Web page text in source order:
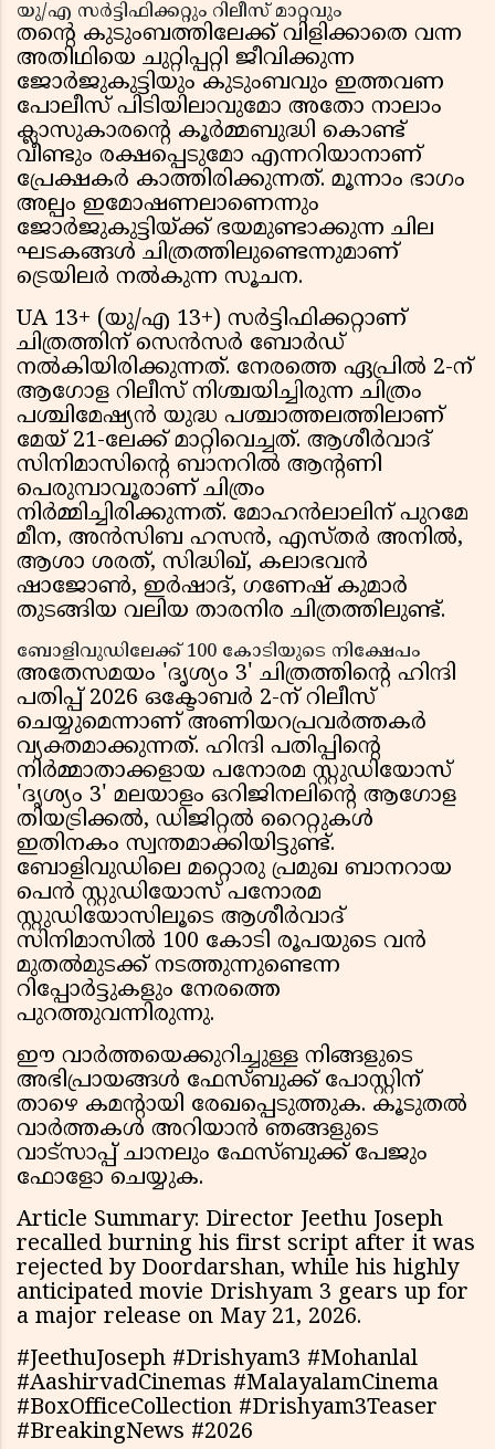
യു/എ സർട്ടിഫിക്കറ്റും റിലീസ് മാറ്റവും
തൻ്റെ കുടുംബത്തിലേക്ക് വിളിക്കാതെ വന്ന
അതിഥിയെ ചുറ്റിപ്പറ്റി ജീവിക്കുന്ന
ജോർജുകുട്ടിയും കുടുംബവും ഇത്തവണ
പോലീസ് പിടിയിലാവുമോ അതോ നാലാം
ക്ലാസുകാരൻ്റെ കൂർമ്മബുദ്ധി കൊണ്ട്
വീണ്ടും രക്ഷപ്പെടുമോ എന്നറിയാനാണ്
പ്രേക്ഷകർ കാത്തിരിക്കുന്നത്. മൂന്നാം ഭാഗം
അല്പം ഇമോഷണലാണെന്നും
ജോർജുകുട്ടിയ്ക്ക് ഭയമുണ്ടാക്കുന്ന ചില
ഘടകങ്ങൾ ചിത്രത്തിലുണ്ടെന്നുമാണ്
ട്രെയിലർ നൽകുന്ന സൂചന.
UA 13+ (യു/എ 13+) സർട്ടിഫിക്കറ്റാണ്
ചിത്രത്തിന് സെൻസർ ബോർഡ്
നൽകിയിരിക്കുന്നത്. നേരത്തെ ഏപ്രിൽ 2-ന്
ആഗോള റിലീസ് നിശ്ചയിച്ചിരുന്ന ചിത്രം
പശ്ചിമേഷ്യൻ യുദ്ധ പശ്ചാത്തലത്തിലാണ്
മേയ് 21-ലേക്ക് മാറ്റിവെച്ചത്. ആശീർവാദ്
സിനിമാസിൻ്റെ ബാനറിൽ ആൻ്റണി
പെരുമ്പാവൂരാണ് ചിത്രം
നിർമ്മിച്ചിരിക്കുന്നത്. മോഹൻലാലിന് പുറമേ
മീന, അൻസിബ ഹസൻ, എസ്തർ അനിൽ,
ആശാ ശരത്, സിദ്ധിഖ്, കലാഭവൻ
ഷാജോൺ, ഇർഷാദ്, ഗണേഷ് കുമാർ
തുടങ്ങിയ വലിയ താരനിര ചിത്രത്തിലുണ്ട്.
ബോളിവുഡിലേക്ക് 100 കോടിയുടെ നിക്ഷേപം
അതേസമയം 'ദൃശ്യം 3' ചിത്രത്തിൻ്റെ ഹിന്ദി
പതിപ്പ് 2026 ഒക്ടോബർ 2-ന് റിലീസ്
ചെയ്യുമെന്നാണ് അണിയറപ്രവർത്തകർ
വ്യക്തമാക്കുന്നത്. ഹിന്ദി പതിപ്പിൻ്റെ
നിർമ്മാതാക്കളായ പനോരമ സ്റ്റുഡിയോസ്
'ദൃശ്യം 3' മലയാളം ഒറിജിനലിൻ്റെ ആഗോള
തിയട്രിക്കൽ, ഡിജിറ്റൽ റൈറ്റുകൾ
ഇതിനകം സ്വന്തമാക്കിയിട്ടുണ്ട്.
ബോളിവുഡിലെ മറ്റൊരു പ്രമുഖ ബാനറായ
പെൻ സ്റ്റുഡിയോസ് പനോരമ
സ്റ്റുഡിയോസിലൂടെ ആശീർവാദ്
സിനിമാസിൽ 100 കോടി രൂപയുടെ വൻ
മുതൽമുടക്ക് നടത്തുന്നുണ്ടെന്ന
റിപ്പോർട്ടുകളും നേരത്തെ
പുറത്തുവന്നിരുന്നു.
ഈ വാർത്തയെക്കുറിച്ചുള്ള നിങ്ങളുടെ
അഭിപ്രായങ്ങൾ ഫേസ്ബുക്ക് പോസ്റ്റിന്
താഴെ കമൻ്റായി രേഖപ്പെടുത്തുക. കൂടുതൽ
വാർത്തകൾ അറിയാൻ ഞങ്ങളുടെ
വാട്സാപ്പ് ചാനലും ഫേസ്ബുക്ക് പേജും
ഫോളോ ചെയ്യുക.
Article Summary: Director Jeethu Joseph
recalled burning his first script after it was
rejected by Doordarshan, while his highly
anticipated movie Drishyam 3 gears up for
a major release on May 21, 2026.
#JeethuJoseph #Drishyam3 #Mohanlal
#AashirvadCinemas #MalayalamCinema
#BoxOfficeCollection #Drishyam3Teaser
#BreakingNews #2026